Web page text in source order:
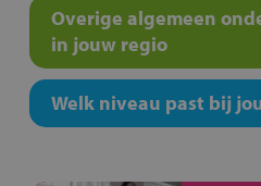
Overige algemeen
in jouw regio
Welk niveau past bij